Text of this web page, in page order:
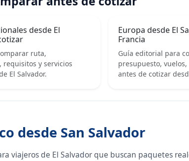
desde El
ruta,
requisitos y servicios
El Salvador.
Europa desde El
Francia
Guía editorial para
presupuesto,
antes de cotizar
desde San Salvador
viajeros de El Salvador que buscan paquetes